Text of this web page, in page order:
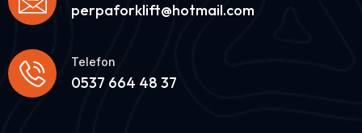
perpaforklift@hotmail.com
0537 664 48 37
Telefon